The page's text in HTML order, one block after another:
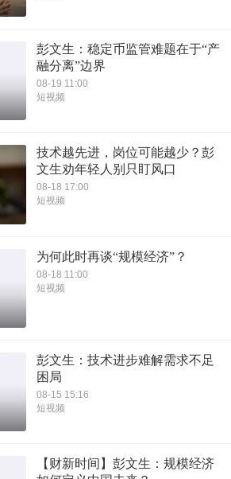
彭文生：稳定币监管难题在于“产
融分离”边界
08-19 11:00
短视频
技术越先进，岗位可能越少？彭
文生劝年轻人别只盯风口
08-18 17:00
短视频
为何此时再谈“规模经济”？
08-18 11:00
短视频
彭文生：技术进步难解需求不足
困局
08-15 15:16
短视频
【财新时间】彭文生：规模经济